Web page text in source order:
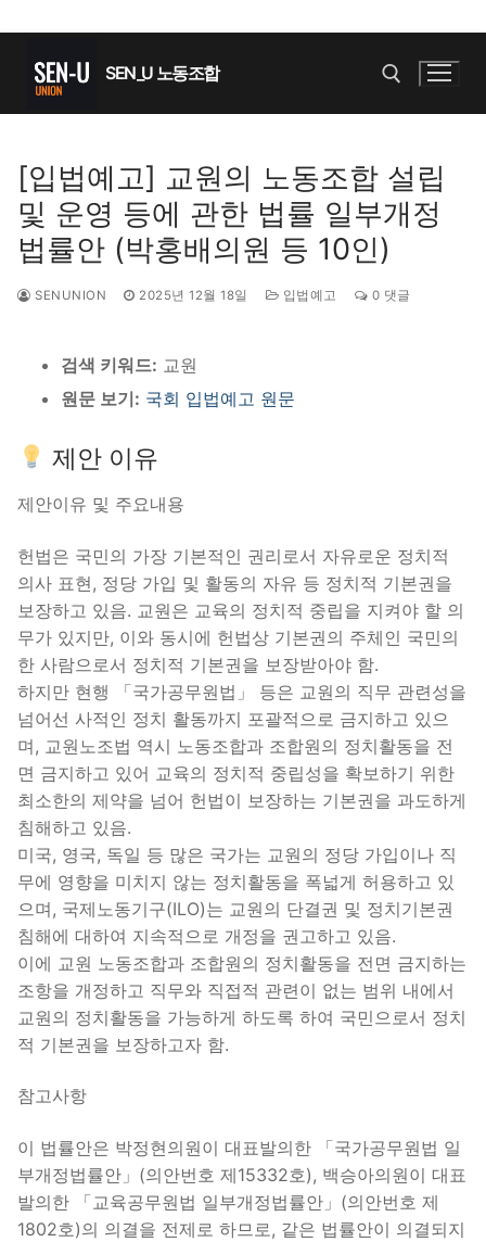
SEN_U 노동조합
검색 :
[입법예고] 교원의 노동조합 설립
및 운영 등에 관한 법률 일부개정
법률안 (박홍배의원 등 10인)
SENUNION 2025년 12월 18일 입법예고 0 댓글
검색 키워드: 교원
원문 보기: 국회 입법예고 원문
제안 이유
제안이유 및 주요내용
헌법은 국민의 가장 기본적인 권리로서 자유로운 정치적
의사 표현, 정당 가입 및 활동의 자유 등 정치적 기본권을
보장하고 있음. 교원은 교육의 정치적 중립을 지켜야 할 의
무가 있지만, 이와 동시에 헌법상 기본권의 주체인 국민의
한 사람으로서 정치적 기본권을 보장받아야 함.
하지만 현행 「국가공무원법」 등은 교원의 직무 관련성을
넘어선 사적인 정치 활동까지 포괄적으로 금지하고 있으
며, 교원노조법 역시 노동조합과 조합원의 정치활동을 전
면 금지하고 있어 교육의 정치적 중립성을 확보하기 위한
최소한의 제약을 넘어 헌법이 보장하는 기본권을 과도하게
침해하고 있음.
미국, 영국, 독일 등 많은 국가는 교원의 정당 가입이나 직
무에 영향을 미치지 않는 정치활동을 폭넓게 허용하고 있
으며, 국제노동기구(ILO)는 교원의 단결권 및 정치기본권
침해에 대하여 지속적으로 개정을 권고하고 있음.
이에 교원 노동조합과 조합원의 정치활동을 전면 금지하는
조항을 개정하고 직무와 직접적 관련이 없는 범위 내에서
교원의 정치활동을 가능하게 하도록 하여 국민으로서 정치
적 기본권을 보장하고자 함.
참고사항
이 법률안은 박정현의원이 대표발의한 「국가공무원법 일
부개정법률안」(의안번호 제15332호), 백승아의원이 대표
발의한 「교육공무원법 일부개정법률안」(의안번호 제
1802호)의 의결을 전제로 하므로, 같은 법률안이 의결되지